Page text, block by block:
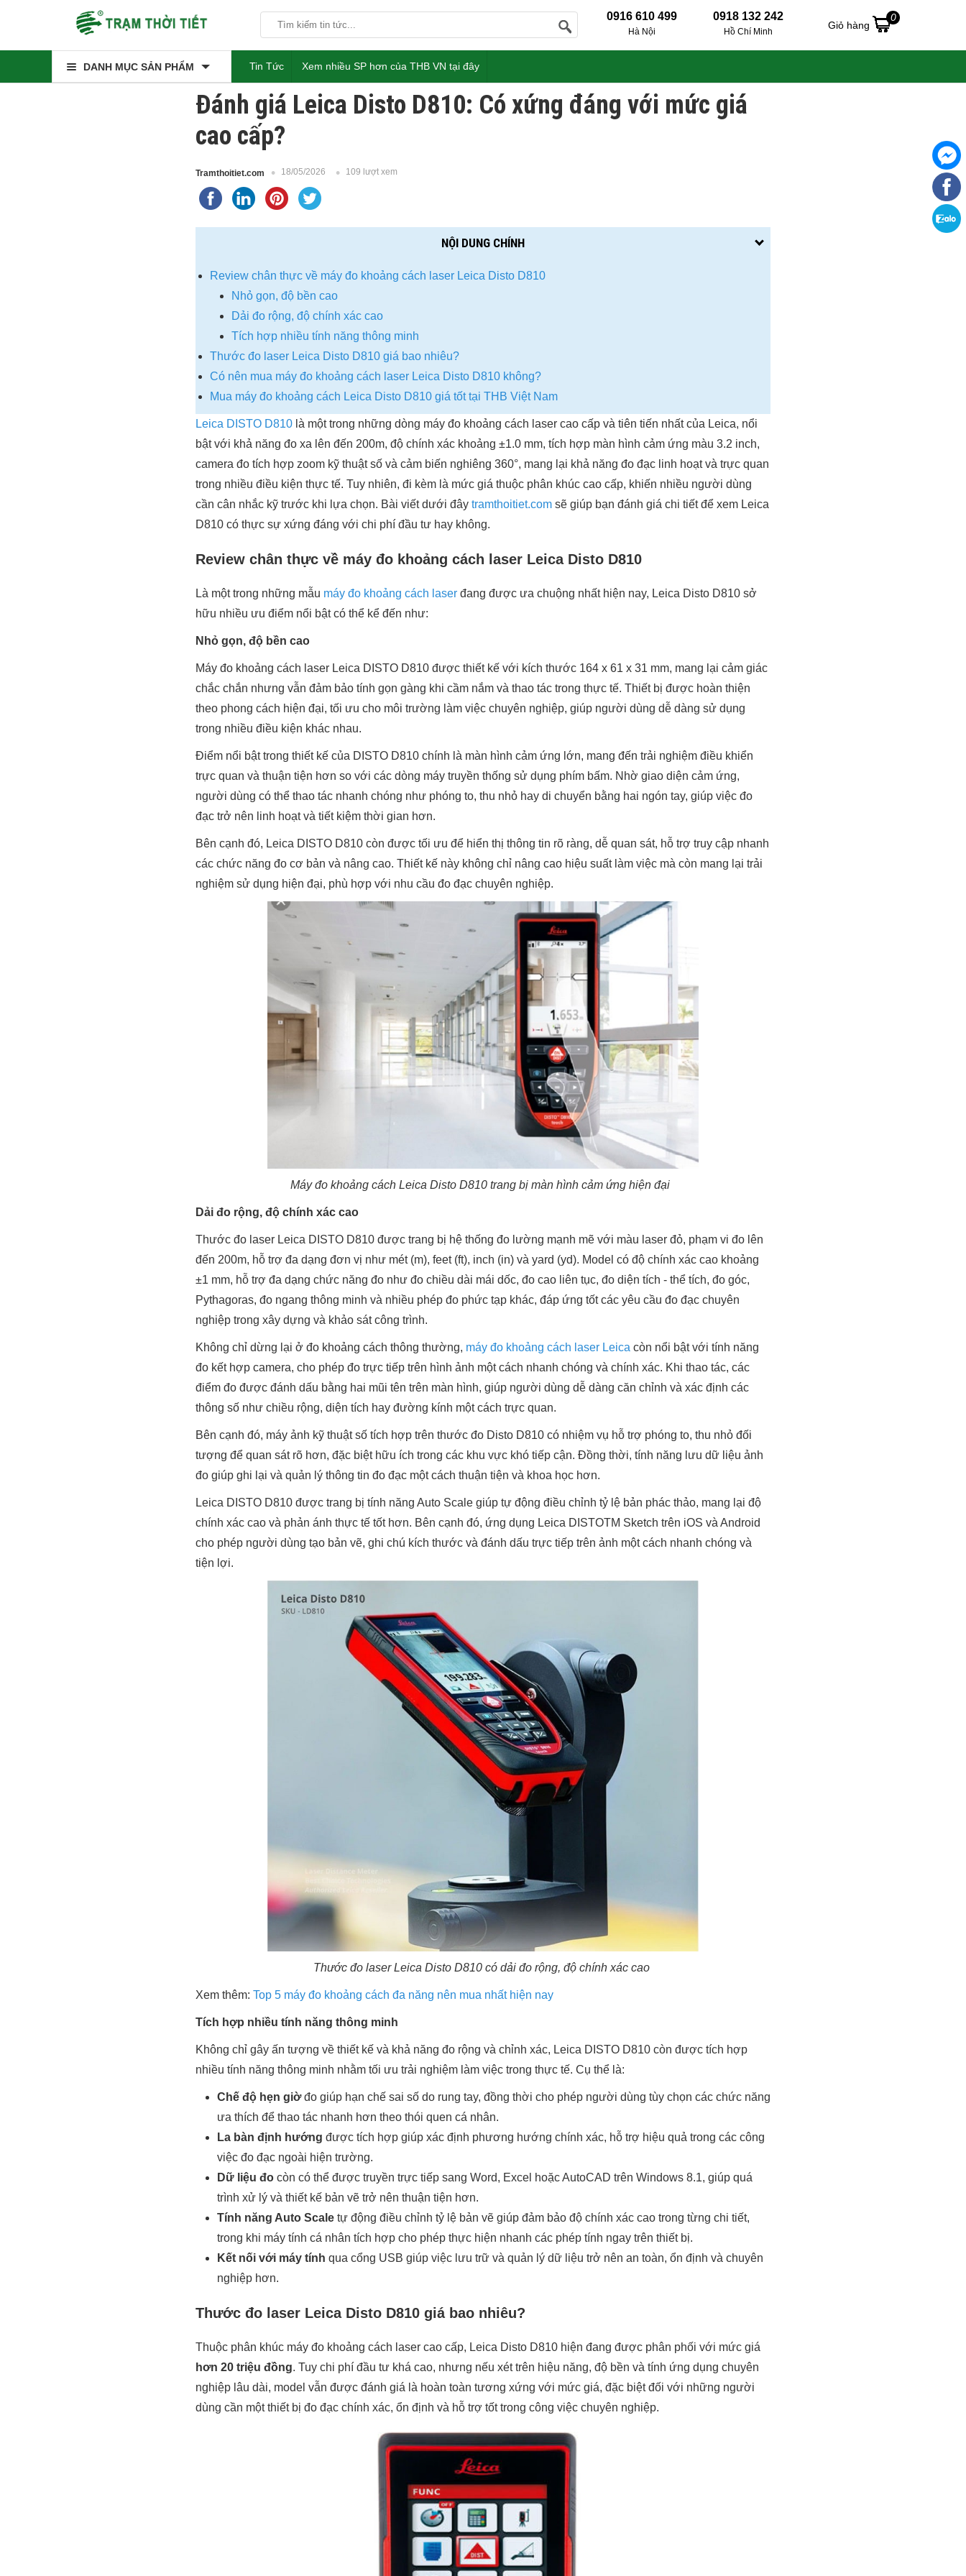
0916 610 499
Hà Nội
0918 132 242
Hồ Chí Minh
Giỏ hàng
0
DANH MỤC SẢN PHẨM Tin Tức Xem nhiều SP hơn của THB VN tại đây
Đánh giá Leica Disto D810: Có xứng đáng với mức giá
cao cấp?
Tramthoitiet.com 18/05/2026 109 lượt xem
NỘI DUNG CHÍNH
Review chân thực về máy đo khoảng cách laser Leica Disto D810
Nhỏ gọn, độ bền cao
Dải đo rộng, độ chính xác cao
Tích hợp nhiều tính năng thông minh
Thước đo laser Leica Disto D810 giá bao nhiêu?
Có nên mua máy đo khoảng cách laser Leica Disto D810 không?
Mua máy đo khoảng cách Leica Disto D810 giá tốt tại THB Việt Nam
Leica DISTO D810 là một trong những dòng máy đo khoảng cách laser cao cấp và tiên tiến nhất của Leica, nổi
bật với khả năng đo xa lên đến 200m, độ chính xác khoảng ±1.0 mm, tích hợp màn hình cảm ứng màu 3.2 inch,
camera đo tích hợp zoom kỹ thuật số và cảm biến nghiêng 360°, mang lại khả năng đo đạc linh hoạt và trực quan
trong nhiều điều kiện thực tế. Tuy nhiên, đi kèm là mức giá thuộc phân khúc cao cấp, khiến nhiều người dùng
cần cân nhắc kỹ trước khi lựa chọn. Bài viết dưới đây tramthoitiet.com sẽ giúp bạn đánh giá chi tiết để xem Leica
D810 có thực sự xứng đáng với chi phí đầu tư hay không.
Review chân thực về máy đo khoảng cách laser Leica Disto D810
Là một trong những mẫu máy đo khoảng cách laser đang được ưa chuộng nhất hiện nay, Leica Disto D810 sở
hữu nhiều ưu điểm nổi bật có thể kể đến như:
Nhỏ gọn, độ bền cao
Máy đo khoảng cách laser Leica DISTO D810 được thiết kế với kích thước 164 x 61 x 31 mm, mang lại cảm giác
chắc chắn nhưng vẫn đảm bảo tính gọn gàng khi cầm nắm và thao tác trong thực tế. Thiết bị được hoàn thiện
theo phong cách hiện đại, tối ưu cho môi trường làm việc chuyên nghiệp, giúp người dùng dễ dàng sử dụng
trong nhiều điều kiện khác nhau.
Điểm nổi bật trong thiết kế của DISTO D810 chính là màn hình cảm ứng lớn, mang đến trải nghiệm điều khiển
trực quan và thuận tiện hơn so với các dòng máy truyền thống sử dụng phím bấm. Nhờ giao diện cảm ứng,
người dùng có thể thao tác nhanh chóng như phóng to, thu nhỏ hay di chuyển bằng hai ngón tay, giúp việc đo
đạc trở nên linh hoạt và tiết kiệm thời gian hơn.
Bên cạnh đó, Leica DISTO D810 còn được tối ưu để hiển thị thông tin rõ ràng, dễ quan sát, hỗ trợ truy cập nhanh
các chức năng đo cơ bản và nâng cao. Thiết kế này không chỉ nâng cao hiệu suất làm việc mà còn mang lại trải
nghiệm sử dụng hiện đại, phù hợp với nhu cầu đo đạc chuyên nghiệp.
Máy đo khoảng cách Leica Disto D810 trang bị màn hình cảm ứng hiện đại
Dải đo rộng, độ chính xác cao
Thước đo laser Leica DISTO D810 được trang bị hệ thống đo lường mạnh mẽ với màu laser đỏ, phạm vi đo lên
đến 200m, hỗ trợ đa dạng đơn vị như mét (m), feet (ft), inch (in) và yard (yd). Model có độ chính xác cao khoảng
±1 mm, hỗ trợ đa dạng chức năng đo như đo chiều dài mái dốc, đo cao liên tục, đo diện tích - thể tích, đo góc,
Pythagoras, đo ngang thông minh và nhiều phép đo phức tạp khác, đáp ứng tốt các yêu cầu đo đạc chuyên
nghiệp trong xây dựng và khảo sát công trình.
Không chỉ dừng lại ở đo khoảng cách thông thường, máy đo khoảng cách laser Leica còn nổi bật với tính năng
đo kết hợp camera, cho phép đo trực tiếp trên hình ảnh một cách nhanh chóng và chính xác. Khi thao tác, các
điểm đo được đánh dấu bằng hai mũi tên trên màn hình, giúp người dùng dễ dàng căn chỉnh và xác định các
thông số như chiều rộng, diện tích hay đường kính một cách trực quan.
Bên cạnh đó, máy ảnh kỹ thuật số tích hợp trên thước đo Disto D810 có nhiệm vụ hỗ trợ phóng to, thu nhỏ đối
tượng để quan sát rõ hơn, đặc biệt hữu ích trong các khu vực khó tiếp cận. Đồng thời, tính năng lưu dữ liệu ảnh
đo giúp ghi lại và quản lý thông tin đo đạc một cách thuận tiện và khoa học hơn.
Leica DISTO D810 được trang bị tính năng Auto Scale giúp tự động điều chỉnh tỷ lệ bản phác thảo, mang lại độ
chính xác cao và phản ánh thực tế tốt hơn. Bên cạnh đó, ứng dụng Leica DISTOTM Sketch trên iOS và Android
cho phép người dùng tạo bản vẽ, ghi chú kích thước và đánh dấu trực tiếp trên ảnh một cách nhanh chóng và
tiện lợi.
Thước đo laser Leica Disto D810 có dải đo rộng, độ chính xác cao
Xem thêm: Top 5 máy đo khoảng cách đa năng nên mua nhất hiện nay
Tích hợp nhiều tính năng thông minh
Không chỉ gây ấn tượng về thiết kế và khả năng đo rộng và chỉnh xác, Leica DISTO D810 còn được tích hợp
nhiều tính năng thông minh nhằm tối ưu trải nghiệm làm việc trong thực tế. Cụ thể là:
Chế độ hẹn giờđo giúp hạn chế sai số do rung tay, đồng thời cho phép người dùng tùy chọn các chức năng
ưa thích để thao tác nhanh hơn theo thói quen cá nhân.
La bàn định hướng được tích hợp giúp xác định phương hướng chính xác, hỗ trợ hiệu quả trong các công
việc đo đạc ngoài hiện trường.
Dữ liệu đo còn có thể được truyền trực tiếp sang Word, Excel hoặc AutoCAD trên Windows 8.1, giúp quá
trình xử lý và thiết kế bản vẽ trở nên thuận tiện hơn.
Tính năng Auto Scale tự động điều chỉnh tỷ lệ bản vẽ giúp đảm bảo độ chính xác cao trong từng chi tiết,
trong khi máy tính cá nhân tích hợp cho phép thực hiện nhanh các phép tính ngay trên thiết bị.
Kết nối với máy tính qua cổng USB giúp việc lưu trữ và quản lý dữ liệu trở nên an toàn, ổn định và chuyên
nghiệp hơn.
Thước đo laser Leica Disto D810 giá bao nhiêu?
Thuộc phân khúc máy đo khoảng cách laser cao cấp, Leica Disto D810 hiện đang được phân phối với mức giá
hơn 20 triệu đồng. Tuy chi phí đầu tư khá cao, nhưng nếu xét trên hiệu năng, độ bền và tính ứng dụng chuyên
nghiệp lâu dài, model vẫn được đánh giá là hoàn toàn tương xứng với mức giá, đặc biệt đối với những người
dùng cần một thiết bị đo đạc chính xác, ổn định và hỗ trợ tốt trong công việc chuyên nghiệp.